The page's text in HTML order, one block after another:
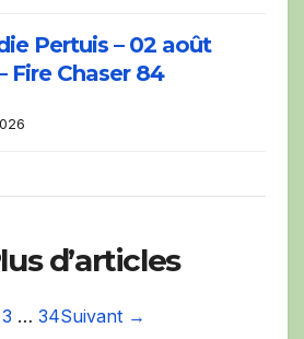
Pertuis – 02 août
Fire Chaser 84
d’articles
3 … 34Suivant →